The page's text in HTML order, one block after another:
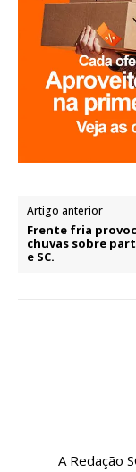
Artigo anterior
Frente fria
chuvas sobre
e SC.
A Redação